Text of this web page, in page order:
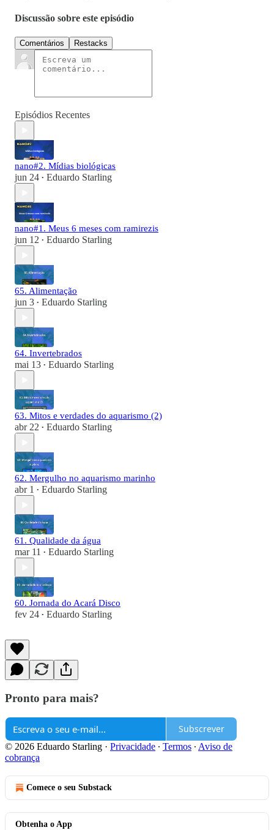
Discussão sobre este episódio
Comentários Restacks
Episódios Recentes
nano#2. Mídias biológicas
jun 24 • Eduardo Starling
nano#1. Meus 6 meses com ramirezis
jun 12 • Eduardo Starling
65. Alimentação
jun 3 • Eduardo Starling
64. Invertebrados
mai 13 • Eduardo Starling
63. Mitos e verdades do aquarismo (2)
abr 22 • Eduardo Starling
62. Mergulho no aquarismo marinho
abr 1 • Eduardo Starling
61. Qualidade da água
mar 11 • Eduardo Starling
60. Jornada do Acará Disco
fev 24 • Eduardo Starling
Pronto para mais?
Subscrever
© 2026 Eduardo Starling · Privacidade ∙ Termos ∙ Aviso de
cobrança
Comece o seu Substack
Obtenha o App